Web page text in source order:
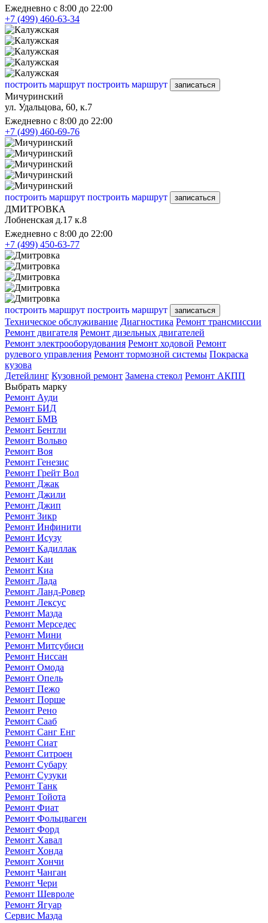
Ежедневно с 8:00 до 22:00
+7 (499) 460-63-34
построить маршрут построить маршрут записаться
Мичуринский
ул. Удальцова, 60, к.7
Ежедневно с 8:00 до 22:00
+7 (499) 460-69-76
построить маршрут построить маршрут записаться
ДМИТРОВКА
Лобненская д.17 к.8
Ежедневно с 8:00 до 22:00
+7 (499) 450-63-77
построить маршрут построить маршрут записаться
Техническое обслуживание Диагностика Ремонт трансмиссии
Ремонт двигателя Ремонт дизельных двигателей
Ремонт электрооборудования Ремонт ходовой Ремонт
рулевого управления Ремонт тормозной системы Покраска
кузова
Детейлинг Кузовной ремонт Замена стекол Ремонт АКПП
Выбрать марку
Ремонт Ауди
Ремонт БИД
Ремонт БМВ
Ремонт Бентли
Ремонт Вольво
Ремонт Воя
Ремонт Генезис
Ремонт Грейт Вол
Ремонт Джак
Ремонт Джили
Ремонт Джип
Ремонт Зикр
Ремонт Инфинити
Ремонт Исузу
Ремонт Кадиллак
Ремонт Каи
Ремонт Киа
Ремонт Лада
Ремонт Ланд-Ровер
Ремонт Лексус
Ремонт Мазда
Ремонт Мерседес
Ремонт Мини
Ремонт Митсубиси
Ремонт Ниссан
Ремонт Омода
Ремонт Опель
Ремонт Пежо
Ремонт Порше
Ремонт Рено
Ремонт Сааб
Ремонт Санг Енг
Ремонт Сиат
Ремонт Ситроен
Ремонт Субару
Ремонт Сузуки
Ремонт Танк
Ремонт Тойота
Ремонт Фиат
Ремонт Фольцваген
Ремонт Форд
Ремонт Хавал
Ремонт Хонда
Ремонт Хончи
Ремонт Чанган
Ремонт Чери
Ремонт Шевроле
Ремонт Ягуар
Сервис Мазда